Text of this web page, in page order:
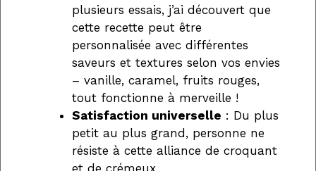
plusieurs essais, j’ai découvert que
cette recette peut être
personnalisée avec différentes
saveurs et textures selon vos envies
– vanille, caramel, fruits rouges,
tout fonctionne à merveille !
Satisfaction universelle : Du plus
petit au plus grand, personne ne
résiste à cette alliance de croquant
et de crémeux.